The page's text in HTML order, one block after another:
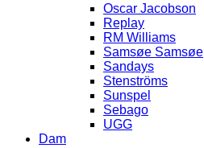
Oscar Jacobson
Replay
RM Williams
Samsøe Samsøe
Sandays
Stenströms
Sunspel
Sebago
UGG
Dam